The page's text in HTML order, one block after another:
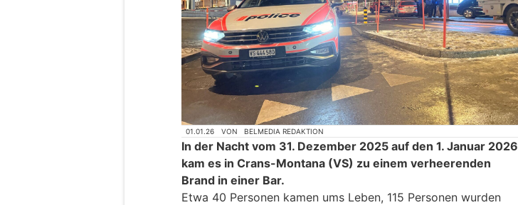
01.01.26 VON BELMEDIA REDAKTION
In der Nacht vom 31. Dezember 2025 auf den 1. Januar 2026
kam es in Crans-Montana (VS) zu einem verheerenden
Brand in einer Bar.
Etwa 40 Personen kamen ums Leben, 115 Personen wurden